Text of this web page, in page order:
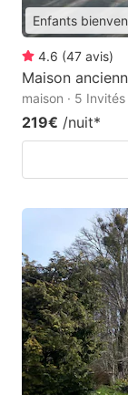
Enfants
4.6 (47 avis)
Maison
maison · 5
219€ /nuit*